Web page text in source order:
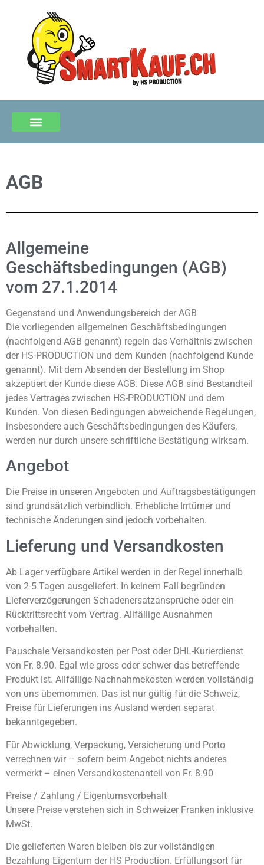
AGB
Allgemeine
Geschäftsbedingungen (AGB)
vom 27.1.2014
Gegenstand und Anwendungsbereich der AGB
Die vorliegenden allgemeinen Geschäftsbedingungen
(nachfolgend AGB genannt) regeln das Verhältnis zwischen
der HS-PRODUCTION und dem Kunden (nachfolgend Kunde
genannt). Mit dem Absenden der Bestellung im Shop
akzeptiert der Kunde diese AGB. Diese AGB sind Bestandteil
jedes Vertrages zwischen HS-PRODUCTION und dem
Kunden. Von diesen Bedingungen abweichende Regelungen,
insbesondere auch Geschäftsbedingungen des Käufers,
werden nur durch unsere schriftliche Bestätigung wirksam.
Angebot
Die Preise in unseren Angeboten und Auftragsbestätigungen
sind grundsätzlich verbindlich. Erhebliche Irrtümer und
technische Änderungen sind jedoch vorbehalten.
Lieferung und Versandkosten
Ab Lager verfügbare Artikel werden in der Regel innerhalb
von 2-5 Tagen ausgeliefert. In keinem Fall begründen
Lieferverzögerungen Schadenersatzansprüche oder ein
Rücktrittsrecht vom Vertrag. Allfällige Ausnahmen
vorbehalten.
Pauschale Versandkosten per Post oder DHL-Kurierdienst
von Fr. 8.90. Egal wie gross oder schwer das betreffende
Produkt ist. Allfällige Nachnahmekosten werden vollständig
von uns übernommen. Das ist nur gültig für die Schweiz,
Preise für Lieferungen ins Ausland werden separat
bekanntgegeben.
Für Abwicklung, Verpackung, Versicherung und Porto
verrechnen wir – sofern beim Angebot nichts anderes
vermerkt – einen Versandkostenanteil von Fr. 8.90
Preise / Zahlung / Eigentumsvorbehalt
Unsere Preise verstehen sich in Schweizer Franken inklusive
MwSt.
Die gelieferten Waren bleiben bis zur vollständigen
Bezahlung Eigentum der HS Production. Erfüllungsort für